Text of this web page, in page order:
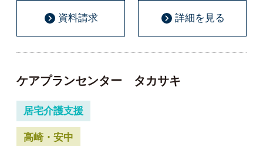
資料請求 詳細を見る
ケアプランセンター タカサキ
居宅介護支援
高崎・安中